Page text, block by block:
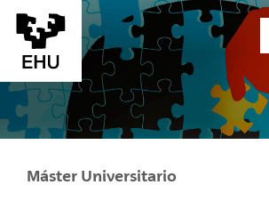
Saltar al contenido principal
Máster Universitario